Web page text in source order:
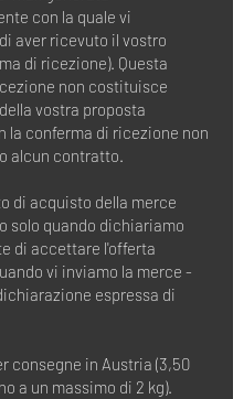
con la quale vi
aver ricevuto il vostro
di ricezione). Questa
non costituisce
vostra proposta
la conferma di ricezione non
alcun contratto.
di acquisto della merce
solo quando dichiariamo
di accettare l'offerta
vi inviamo la merce -
espressa di
consegne in Austria (3,50
a un massimo di 2 kg).